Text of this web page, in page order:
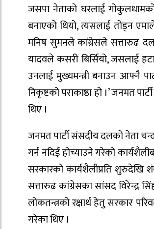
जसपा नेताको घरलाई
बनाएको थियो, त्यसलाई तोड्न
मनिष सुमनले कांग्रेसले सत्तारुढ
यादवले कसरी बिर्सियो, जसलाई
उनलाई मुख्यमन्त्री बनाउन आफ्नै
निकृष्टको पराकाष्ठा हो ।’ जनमत
थिए ।
जनमत पार्टी संसदीय दलको नेता
गर्न नदिई होच्याउने गरेको
सरकारको कार्यशैलीप्रति शुरुदेखि
सत्तारुढ कांग्रेसका सांसद विरेन्द्र
लोकतन्त्रको रक्षार्थ हेतु सरकार
गरेका थिए ।